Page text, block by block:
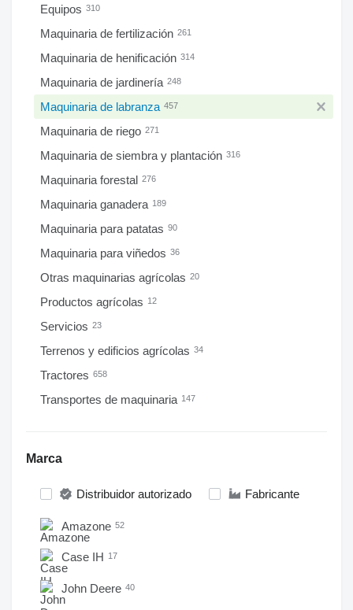
Equipos 310
Maquinaria de fertilización 261
Maquinaria de henificación 314
Maquinaria de jardinería 248
Maquinaria de labranza 457
Maquinaria de riego 271
Maquinaria de siembra y plantación 316
Maquinaria forestal 276
Maquinaria ganadera 189
Maquinaria para patatas 90
Maquinaria para viñedos 36
Otras maquinarias agrícolas 20
Productos agrícolas 12
Servicios 23
Terrenos y edificios agrícolas 34
Tractores 658
Transportes de maquinaria 147
Marca
Distribuidor autorizado Fabricante
Amazone 52
Case IH 17
John Deere 40